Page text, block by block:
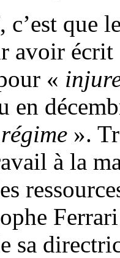
que
avoir
«
en
».
à la
sa